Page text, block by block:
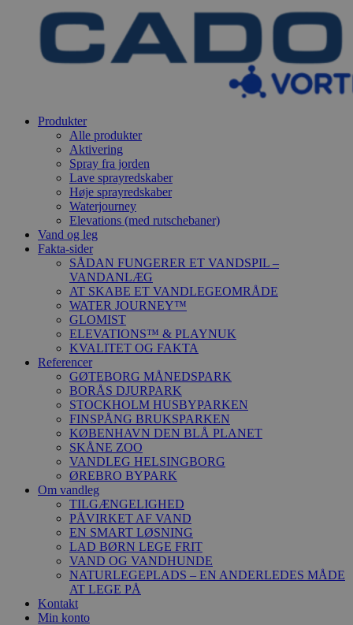
Produkter
Alle produkter
Aktivering
Spray fra jorden
Lave sprayredskaber
Høje sprayredskaber
Waterjourney
Elevations (med rutschebaner)
Vand og leg
Fakta-sider
SÅDAN FUNGERER ET VANDSPIL –
VANDANLÆG
AT SKABE ET VANDLEGEOMRÅDE
WATER JOURNEY™
GLOMIST
ELEVATIONS™ & PLAYNUK
KVALITET OG FAKTA
Referencer
GØTEBORG MÅNEDSPARK
BORÅS DJURPARK
STOCKHOLM HUSBYPARKEN
FINSPÅNG BRUKSPARKEN
KØBENHAVN DEN BLÅ PLANET
SKÅNE ZOO
VANDLEG HELSINGBORG
ØREBRO BYPARK
Om vandleg
TILGÆNGELIGHED
PÅVIRKET AF VAND
EN SMART LØSNING
LAD BØRN LEGE FRIT
VAND OG VANDHUNDE
NATURLEGEPLADS – EN ANDERLEDES MÅDE
AT LEGE PÅ
Kontakt
Min konto